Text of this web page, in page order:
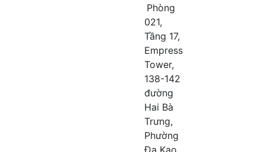
Phòng
021,
Tầng 17,
Empress
Tower,
138-142
đường
Hai Bà
Trưng,
Phường
Đa Kao,